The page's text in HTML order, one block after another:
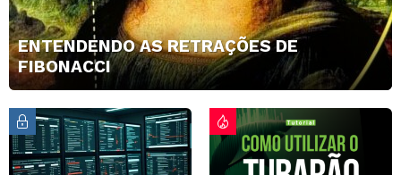
ENTENDENDO AS RETRAÇÕES DE
FIBONACCI